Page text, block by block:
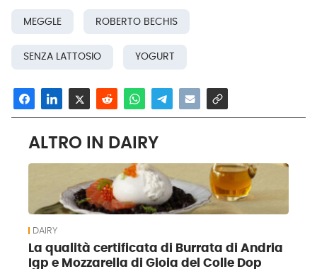
MEGGLE ROBERTO BECHIS
SENZA LATTOSIO YOGURT
ALTRO IN DAIRY
DAIRY
La qualità certificata di Burrata di Andria
Igp e Mozzarella di Gioia del Colle Dop